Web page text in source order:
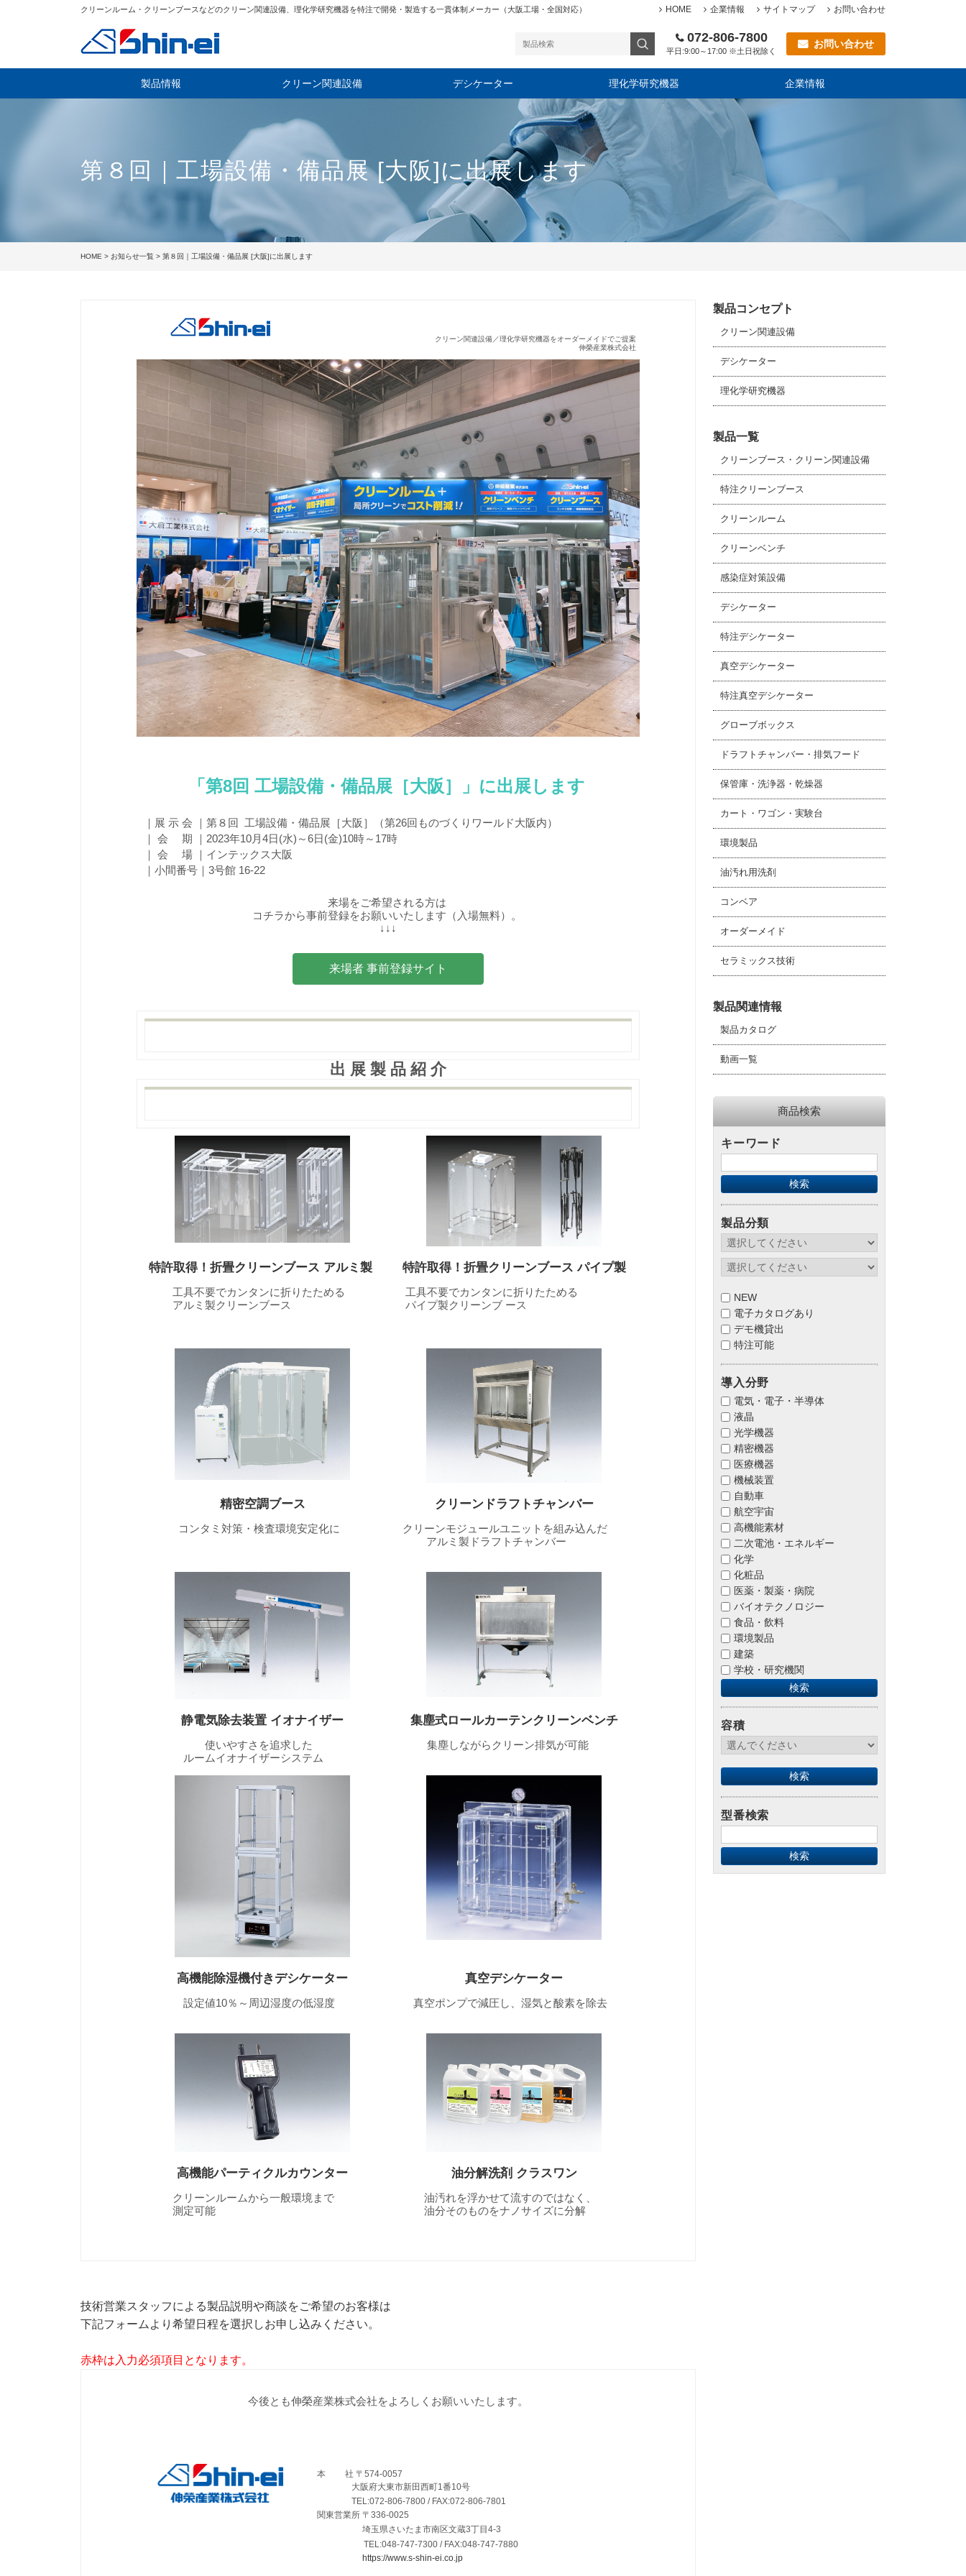
クリーンルーム・クリーンブースなどのクリーン関連設備、理化学研究機器を特注で開発・製造する一貫体制メーカー（大阪工場・全国対応） HOME 企業情報 サイトマップ お問い合わせ
072-806-7800
平日:9:00～17:00 ※土日祝除く
お問い合わせ
製品情報 クリーン関連設備 デシケーター 理化学研究機器 企業情報
第８回｜工場設備・備品展 [大阪]に出展します
HOME > お知らせ一覧 > 第８回｜工場設備・備品展 [大阪]に出展します
クリーン関連設備／理化学研究機器をオーダーメイドでご提案
伸榮産業株式会社
「第8回 工場設備・備品展［大阪］」に出展します
｜展 示 会 ｜第８回 工場設備・備品展［大阪］（第26回ものづくりワールド大阪内）
｜ 会 期 ｜2023年10月4日(水)～6日(金)10時～17時
｜ 会 場 ｜インテックス大阪
｜小間番号｜3号館 16-22
来場をご希望される方は
コチラから事前登録をお願いいたします（入場無料）。
↓↓↓
来場者 事前登録サイト
出 展 製 品 紹 介
特許取得！折畳クリーンブース アルミ製
工具不要でカンタンに折りたためる
アルミ製クリーンブース
特許取得！折畳クリーンブース パイプ製
工具不要でカンタンに折りたためる
パイプ製クリーンブ ース
精密空調ブース
コンタミ対策・検査環境安定化に
クリーンドラフトチャンバー
クリーンモジュールユニットを組み込んだ
アルミ製ドラフトチャンバー
静電気除去装置 イオナイザー
使いやすさを追求した
ルームイオナイザーシステム
集塵式ロールカーテンクリーンベンチ
集塵しながらクリーン排気が可能
高機能除湿機付きデシケーター
設定値10％～周辺湿度の低湿度
真空デシケーター
真空ポンプで減圧し、湿気と酸素を除去
高機能パーティクルカウンター
クリーンルームから一般環境まで
測定可能
油分解洗剤 クラスワン
油汚れを浮かせて流すのではなく、
油分そのものをナノサイズに分解
技術営業スタッフによる製品説明や商談をご希望のお客様は
下記フォームより希望日程を選択しお申し込みください。
赤枠は入力必須項目となります。
今後とも伸榮産業株式会社をよろしくお願いいたします。
本 社 〒574-0057
大阪府大東市新田西町1番10号
TEL:072-806-7800 / FAX:072-806-7801
関東営業所 〒336-0025
埼玉県さいたま市南区文蔵3丁目4-3
TEL:048-747-7300 / FAX:048-747-7880
https://www.s-shin-ei.co.jp
製品コンセプト
クリーン関連設備
デシケーター
理化学研究機器
製品一覧
クリーンブース・クリーン関連設備
特注クリーンブース
クリーンルーム
クリーンベンチ
感染症対策設備
デシケーター
特注デシケーター
真空デシケーター
特注真空デシケーター
グローブボックス
ドラフトチャンバー・排気フード
保管庫・洗浄器・乾燥器
カート・ワゴン・実験台
環境製品
油汚れ用洗剤
コンベア
オーダーメイド
セラミックス技術
製品関連情報
製品カタログ
動画一覧
商品検索
キーワード
製品分類
NEW
電子カタログあり
デモ機貸出
特注可能
導入分野
電気・電子・半導体
液晶
光学機器
精密機器
医療機器
機械装置
自動車
航空宇宙
高機能素材
二次電池・エネルギー
化学
化粧品
医薬・製薬・病院
バイオテクノロジー
食品・飲料
環境製品
建築
学校・研究機関
容積
型番検索